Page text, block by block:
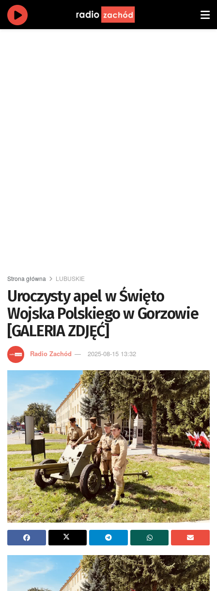
Strona główna LUBUSKIE
Uroczysty apel w Święto
Wojska Polskiego w Gorzowie
[GALERIA ZDJĘĆ]
Radio Zachód 2025-08-15 13:32